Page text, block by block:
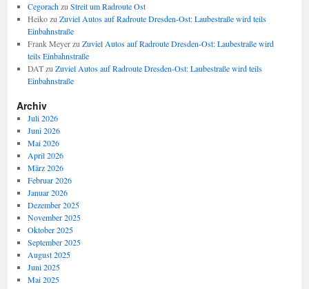
Cegorachzu Streit um Radroute Ost
Heikozu Zuviel Autos auf Radroute Dresden-Ost: Laubestraße wird teils
Einbahnstraße
Frank Meyerzu Zuviel Autos auf Radroute Dresden-Ost: Laubestraße wird
teils Einbahnstraße
DATzu Zuviel Autos auf Radroute Dresden-Ost: Laubestraße wird teils
Einbahnstraße
Archiv
Juli 2026
Juni 2026
Mai 2026
April 2026
März 2026
Februar 2026
Januar 2026
Dezember 2025
November 2025
Oktober 2025
September 2025
August 2025
Juni 2025
Mai 2025